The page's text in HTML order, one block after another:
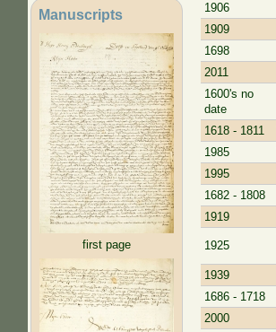
Manuscripts
first page
1906
1909
1698
2011
1600's no
date
1618 - 1811
1985
1995
1682 - 1808
1919
1925
1939
1686 - 1718
2000